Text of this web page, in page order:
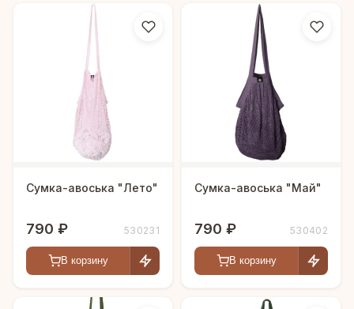
Сумка-авоська "Лето"
790 ₽ 530231
В корзину
Сумка-авоська "Май"
790 ₽ 530402
В корзину